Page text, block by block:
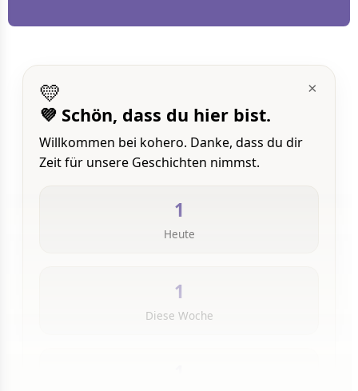
×
💛
💜 Schön, dass du hier bist.
Willkommen bei kohero. Danke, dass du dir
Zeit für unsere Geschichten nimmst.
1
Heute
1
Diese Woche